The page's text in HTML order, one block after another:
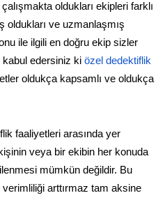
oldukları ekipleri farklı
oldukları ve uzmanlaşmış
ile ilgili en doğru ekip sizler
kabul edersiniz ki özel dedektiflik
oldukça kapsamlı ve oldukça
faaliyetleri arasında yer
veya bir ekibin her konuda
mümkün değildir. Bu
arttırmaz tam aksine